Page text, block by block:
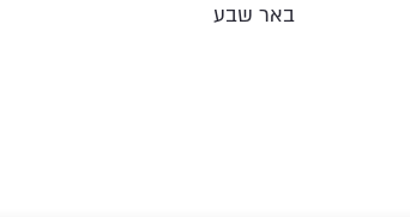
באר שבע